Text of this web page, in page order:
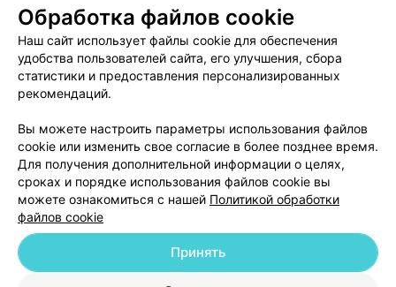
Пользовательское соглашение
Способы оплаты
Вакансии
Партнеры
Написать руководителю 103.by
Обработка персональных данных
© 2026 ООО «Артокс Лаб», УНП 191700409
| 220012, Республика Беларусь,
Обработка файлов cookie
Наш сайт использует файлы cookie для обеспечения
удобства пользователей сайта, его улучшения, сбора
статистики и предоставления персонализированных
рекомендаций.
Вы можете настроить параметры использования файлов
cookie или изменить свое согласие в более позднее время.
Для получения дополнительной информации о целях,
сроках и порядке использования файлов cookie вы
можете ознакомиться с нашей Политикой обработки
файлов cookie
Принять